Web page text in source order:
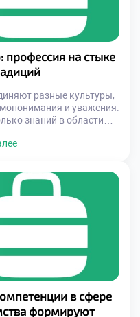
профессия на стыке
разные культуры,
и уважения.
знаний в области
и человеческой
коммуникативных
большого
выбор для тех,
в сфере
формируют